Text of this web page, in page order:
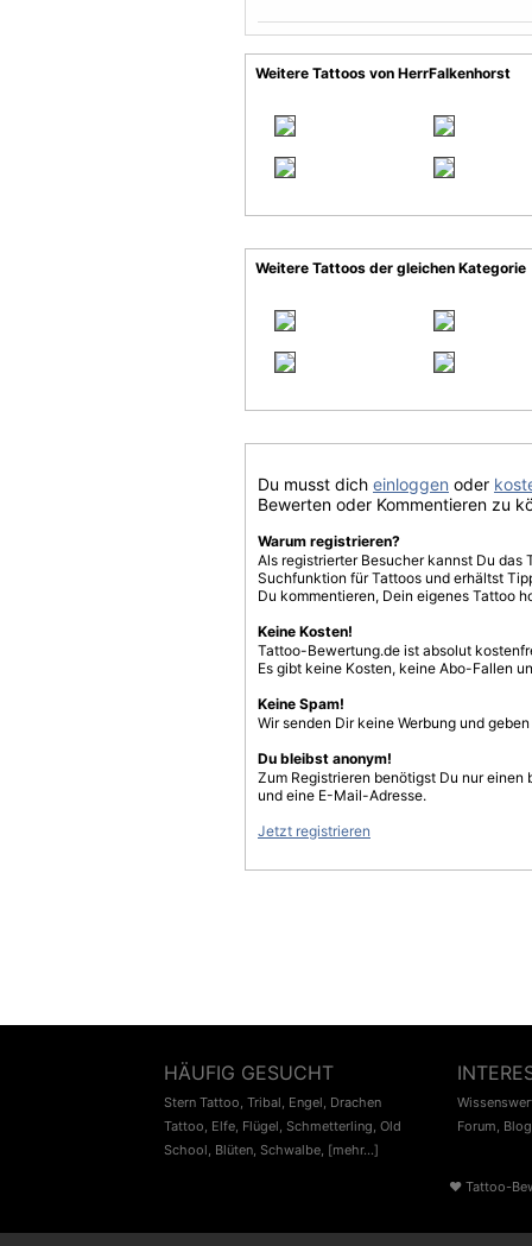
Weitere Tattoos von HerrFalkenhorst
Weitere Tattoos der gleichen Kategorie
Du musst dich einloggen oder
Bewerten oder Kommentieren zu
Warum registrieren?
Als registrierter Besucher kannst Du
Suchfunktion für Tattoos und erhältst
Du kommentieren, Dein eigenes Tattoo
Keine Kosten!
Tattoo-Bewertung.de ist absolut
Es gibt keine Kosten, keine Abo-Fallen
Keine Spam!
Wir senden Dir keine Werbung und
Du bleibst anonym!
Zum Registrieren benötigst Du nur einen
und eine E-Mail-Adresse.
Jetzt registrieren
HÄUFIG GESUCHT
Stern Tattoo, Tribal, Engel, Drachen
Tattoo, Elfe, Flügel, Schmetterling, Old
School, Blüten, Schwalbe, [mehr...]
Forum, Blog
♥ Tattoo-